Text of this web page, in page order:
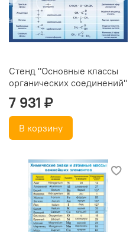
Стенд "Основные классы
органических соединений"
7 931 ₽
В корзину